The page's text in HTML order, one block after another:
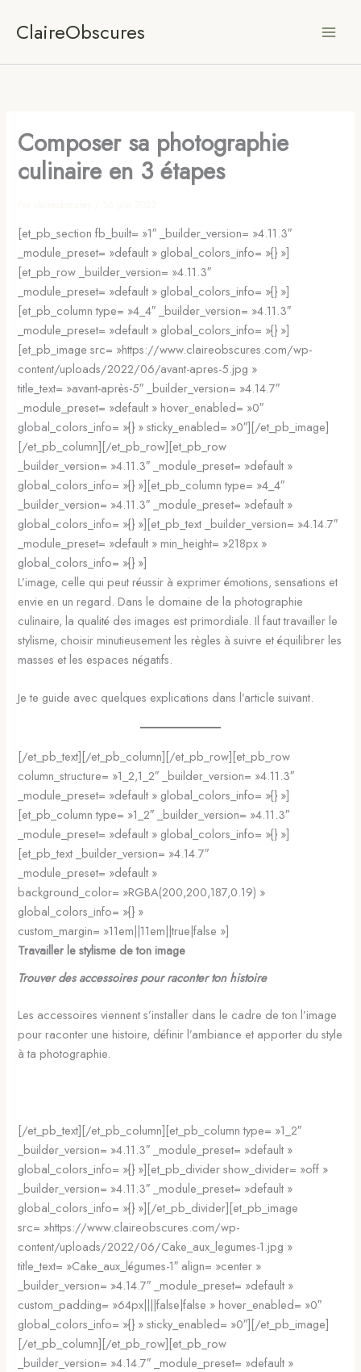
ClaireObscures
Composer sa photographie
culinaire en 3 étapes
[et_pb_section fb_built= »1″ _builder_version= »4.11.3″
_module_preset= »default » global_colors_info= »{} »]
[et_pb_row _builder_version= »4.11.3″
_module_preset= »default » global_colors_info= »{} »]
[et_pb_column type= »4_4″ _builder_version= »4.11.3″
_module_preset= »default » global_colors_info= »{} »]
[et_pb_image src= »https://www.claireobscures.com/wp-
content/uploads/2022/06/avant-apres-5.jpg »
title_text= »avant-après-5″ _builder_version= »4.14.7″
_module_preset= »default » hover_enabled= »0″
global_colors_info= »{} » sticky_enabled= »0″][/et_pb_image]
[/et_pb_column][/et_pb_row][et_pb_row
_builder_version= »4.11.3″ _module_preset= »default »
global_colors_info= »{} »][et_pb_column type= »4_4″
_builder_version= »4.11.3″ _module_preset= »default »
global_colors_info= »{} »][et_pb_text _builder_version= »4.14.7″
_module_preset= »default » min_height= »218px »
global_colors_info= »{} »]
L’image, celle qui peut réussir à exprimer émotions, sensations et
envie en un regard. Dans le domaine de la photographie
culinaire, la qualité des images est primordiale. Il faut travailler le
stylisme, choisir minutieusement les règles à suivre et équilibrer les
masses et les espaces négatifs.
Je te guide avec quelques explications dans l’article suivant.
[/et_pb_text][/et_pb_column][/et_pb_row][et_pb_row
column_structure= »1_2,1_2″ _builder_version= »4.11.3″
_module_preset= »default » global_colors_info= »{} »]
[et_pb_column type= »1_2″ _builder_version= »4.11.3″
_module_preset= »default » global_colors_info= »{} »]
[et_pb_text _builder_version= »4.14.7″
_module_preset= »default »
background_color= »RGBA(200,200,187,0.19) »
global_colors_info= »{} »
custom_margin= »11em||11em||true|false »]
Travailler le stylisme de ton image
Trouver des accessoires pour raconter ton histoire
Les accessoires viennent s’installer dans le cadre de ton l’image
pour raconter une histoire, définir l’ambiance et apporter du style
à ta photographie.
[/et_pb_text][/et_pb_column][et_pb_column type= »1_2″
_builder_version= »4.11.3″ _module_preset= »default »
global_colors_info= »{} »][et_pb_divider show_divider= »off »
_builder_version= »4.11.3″ _module_preset= »default »
global_colors_info= »{} »][/et_pb_divider][et_pb_image
src= »https://www.claireobscures.com/wp-
content/uploads/2022/06/Cake_aux_legumes-1.jpg »
title_text= »Cake_aux_légumes-1″ align= »center »
_builder_version= »4.14.7″ _module_preset= »default »
custom_padding= »64px||||false|false » hover_enabled= »0″
global_colors_info= »{} » sticky_enabled= »0″][/et_pb_image]
[/et_pb_column][/et_pb_row][et_pb_row
_builder_version= »4.14.7″ _module_preset= »default »